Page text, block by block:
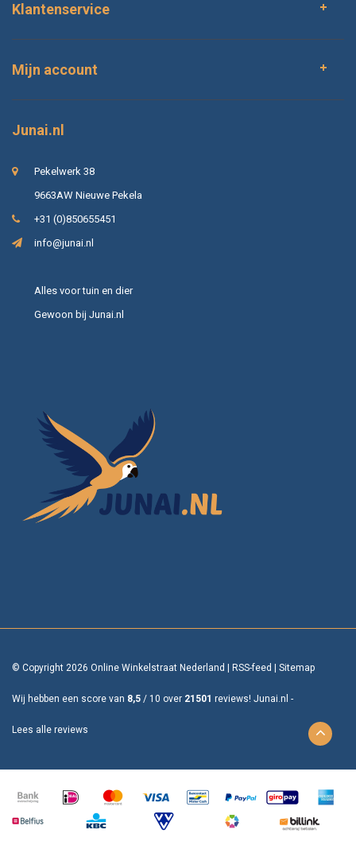
Klantenservice
Mijn account
Junai.nl
Pekelwerk 38
9663AW Nieuwe Pekela
+31 (0)850655451
info@junai.nl
Alles voor tuin en dier
Gewoon bij Junai.nl
© Copyright 2026 Online Winkelstraat Nederland RSS-feed Sitemap
Wij hebben een score van 8,5 / 10 over 21501 reviews! Junai.nl -
Lees alle reviews